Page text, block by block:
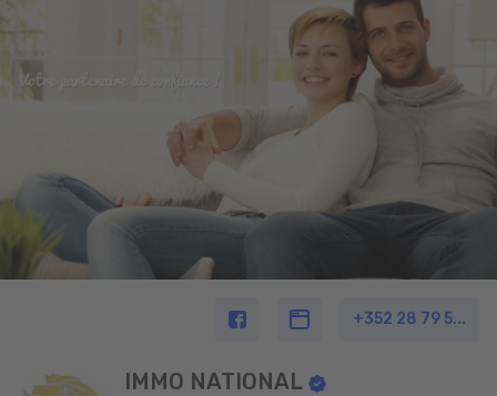
+352 28 79 5...
IMMO NATIONAL